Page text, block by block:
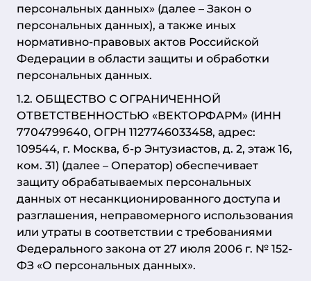
персональных данных» (далее – Закон о
персональных данных), а также иных
нормативно-правовых актов Российской
Федерации в области защиты и обработки
персональных данных.
1.2. ОБЩЕСТВО С ОГРАНИЧЕННОЙ
ОТВЕТСТВЕННОСТЬЮ «ВЕКТОРФАРМ» (ИНН
7704799640, ОГРН 1127746033458, адрес:
109544, г. Москва, б-р Энтузиастов, д. 2, этаж 16,
ком. 31) (далее – Оператор) обеспечивает
защиту обрабатываемых персональных
данных от несанкционированного доступа и
разглашения, неправомерного использования
или утраты в соответствии с требованиями
Федерального закона от 27 июля 2006 г. № 152-
ФЗ «О персональных данных».